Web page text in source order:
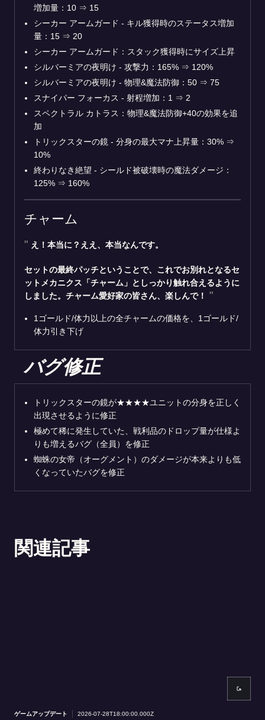
増加量：10 ⇒ 15
シーカー アームガード - キル獲得時のステータス増加
量：15 ⇒ 20
シーカー アームガード：スタック獲得時にサイズ上昇
シルバーミアの夜明け - 攻撃力：165% ⇒ 120%
シルバーミアの夜明け - 物理&魔法防御：50 ⇒ 75
スナイパー フォーカス - 射程増加：1 ⇒ 2
スペクトラル カトラス：物理&魔法防御+40の効果を追
加
トリックスターの鏡 - 分身の最大マナ上昇量：30% ⇒
10%
終わりなき絶望 - シールド被破壊時の魔法ダメージ：
125% ⇒ 160%
チャーム
え！本当に？ええ、本当なんです。
セットの最終パッチということで、これでお別れとなるセ
ットメカニクス「チャーム」としっかり触れ合えるように
しました。チャーム愛好家の皆さん、楽しんで！
1ゴールド/体力以上の全チャームの価格を、1ゴールド/
体力引き下げ
バグ修正
トリックスターの鏡が★★★★ユニットの分身を正しく
出現させるように修正
極めて稀に発生していた、戦利品のドロップ量が仕様よ
りも増えるバグ（全員）を修正
蜘蛛の女帝（オーグメント）のダメージが本来よりも低
くなっていたバグを修正
関連記事
ゲームアップデート 2026-07-28T18:00:00.000Z